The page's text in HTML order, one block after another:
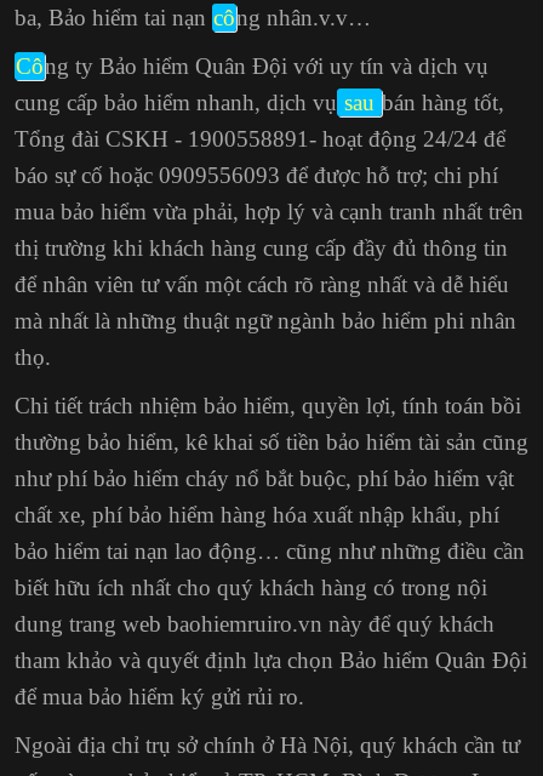
ba, Bảo hiểm tai nạn công nhân.v.v…
Công ty Bảo hiểm Quân Đội với uy tín và dịch vụ
cung cấp bảo hiểm nhanh, dịch vụ sau bán hàng tốt,
Tổng đài CSKH - 1900558891- hoạt động 24/24 để
báo sự cố hoặc 0909556093 để được hỗ trợ; chi phí
mua bảo hiểm vừa phải, hợp lý và cạnh tranh nhất trên
thị trường khi khách hàng cung cấp đầy đủ thông tin
để nhân viên tư vấn một cách rõ ràng nhất và dễ hiểu
mà nhất là những thuật ngữ ngành bảo hiểm phi nhân
thọ.
Chi tiết trách nhiệm bảo hiểm, quyền lợi, tính toán bồi
thường bảo hiểm, kê khai số tiền bảo hiểm tài sản cũng
như phí bảo hiểm cháy nổ bắt buộc, phí bảo hiểm vật
chất xe, phí bảo hiểm hàng hóa xuất nhập khẩu, phí
bảo hiểm tai nạn lao động… cũng như những điều cần
biết hữu ích nhất cho quý khách hàng có trong nội
dung trang web baohiemruiro.vn này để quý khách
tham khảo và quyết định lựa chọn Bảo hiểm Quân Đội
để mua bảo hiểm ký gửi rủi ro.
Ngoài địa chỉ trụ sở chính ở Hà Nội, quý khách cần tư